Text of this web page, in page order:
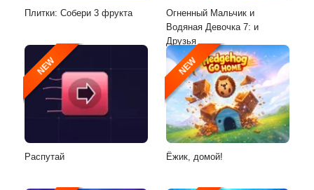
Плитки: Собери 3 фрукта
Огненный Мальчик и
Водяная Девочка 7: и
Друзья
NEW
Распутай
NEW
Ёжик, домой!